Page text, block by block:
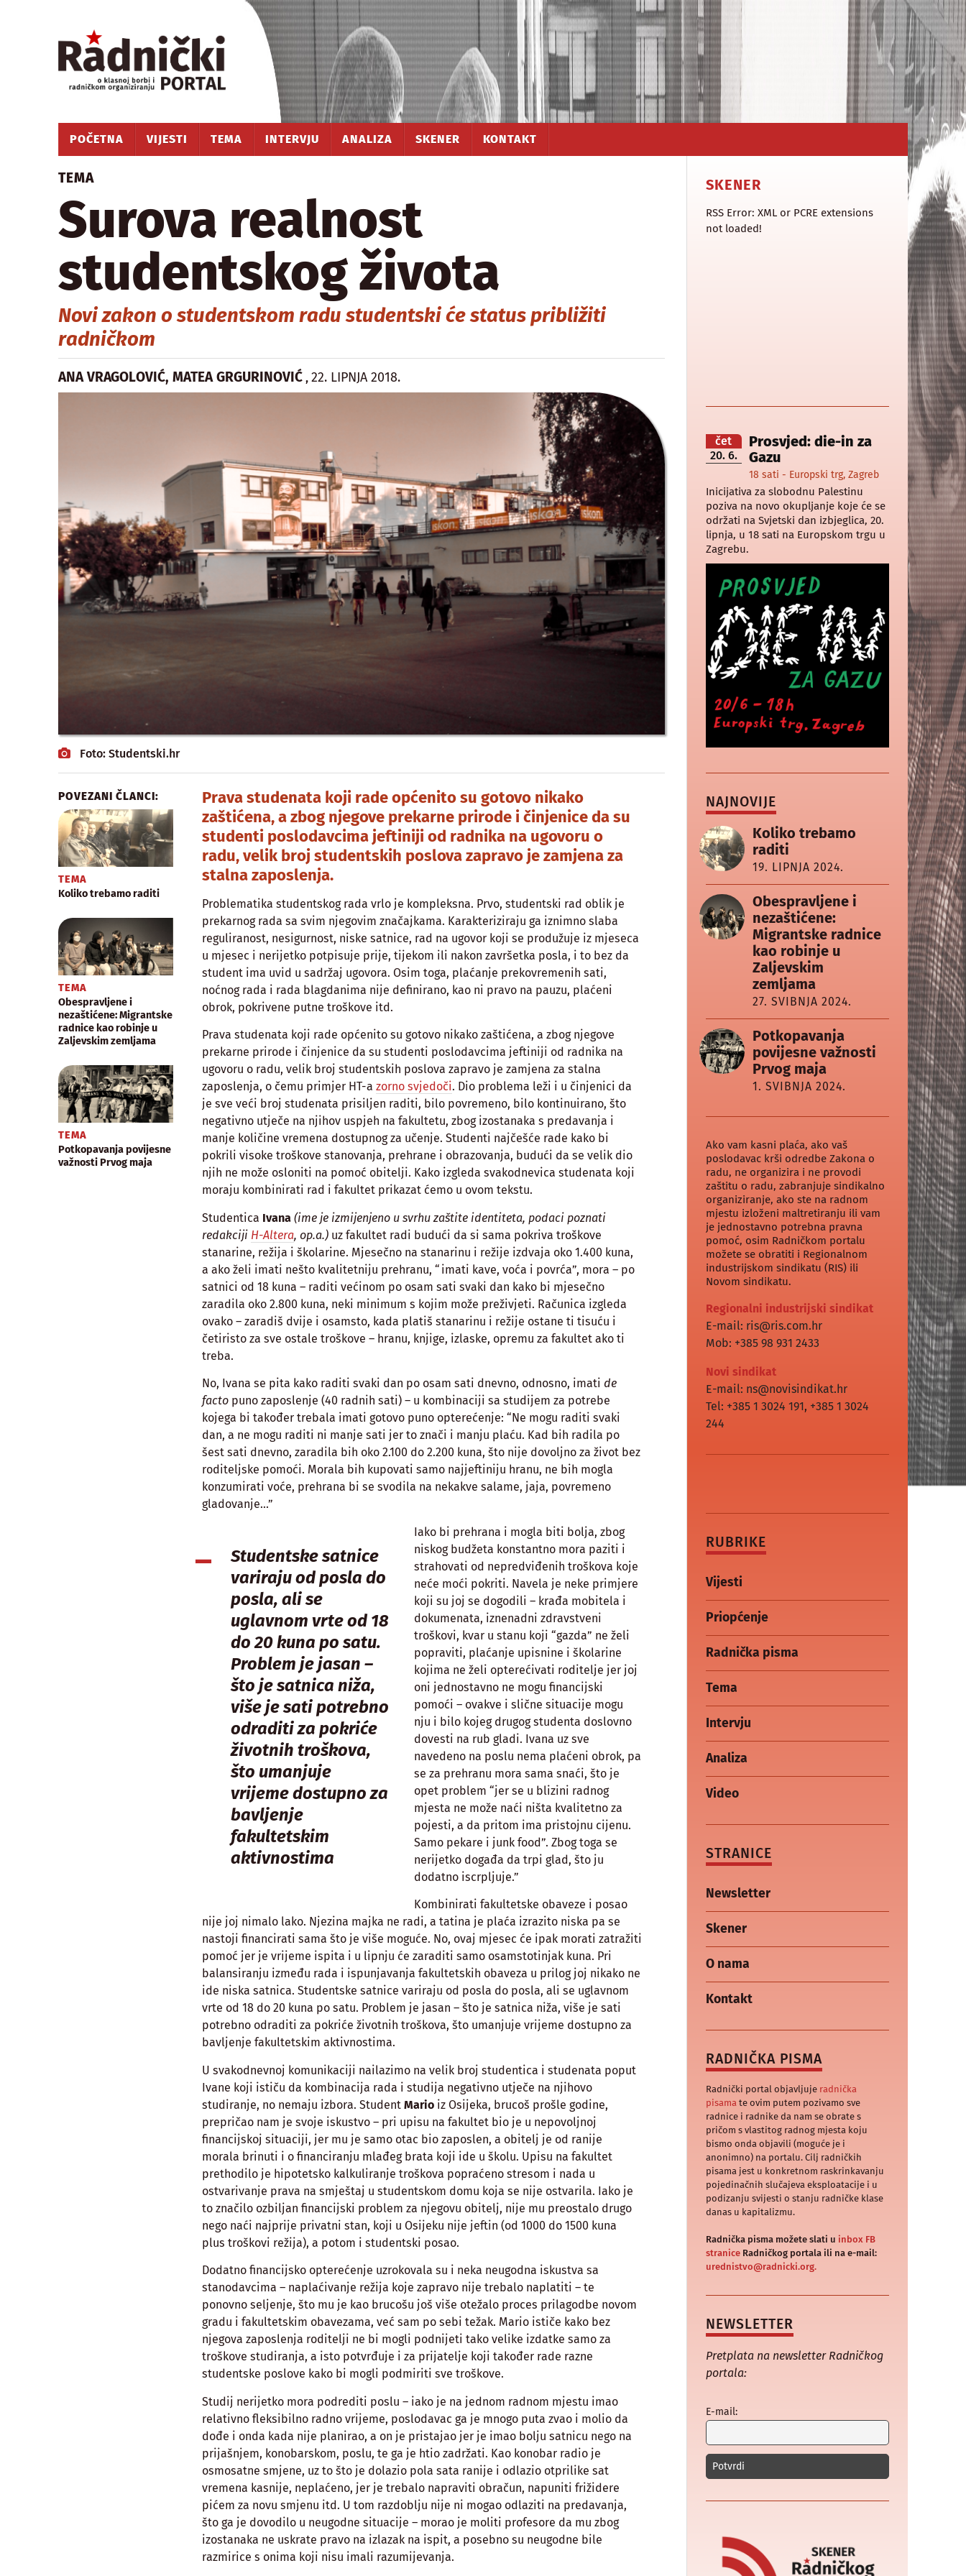
POČETNA VIJESTI TEMA INTERVJU ANALIZA SKENER KONTAKT
TEMA
Surova realnost
studentskog života
Novi zakon o studentskom radu studentski će status približiti
radničkom
ANA VRAGOLOVIĆ, MATEA GRGURINOVIĆ ,22. LIPNJA 2018.
Foto: Studentski.hr
POVEZANI ČLANCI:
TEMA
Koliko trebamo raditi
TEMA
Obespravljene i
nezaštićene: Migrantske
radnice kao robinje u
Zaljevskim zemljama
TEMA
Potkopavanja povijesne
važnosti Prvog maja
Prava studenata koji rade općenito su gotovo nikako
zaštićena, a zbog njegove prekarne prirode i činjenice da su
studenti poslodavcima jeftiniji od radnika na ugovoru o
radu, velik broj studentskih poslova zapravo je zamjena za
stalna zaposlenja.
Problematika studentskog rada vrlo je kompleksna. Prvo, studentski rad oblik je
prekarnog rada sa svim njegovim značajkama. Karakteriziraju ga iznimno slaba
reguliranost, nesigurnost, niske satnice, rad na ugovor koji se produžuje iz mjeseca
u mjesec i nerijetko potpisuje prije, tijekom ili nakon završetka posla, i to bez da
student ima uvid u sadržaj ugovora. Osim toga, plaćanje prekovremenih sati,
noćnog rada i rada blagdanima nije definirano, kao ni pravo na pauzu, plaćeni
obrok, pokrivene putne troškove itd.
Prava studenata koji rade općenito su gotovo nikako zaštićena, a zbog njegove
prekarne prirode i činjenice da su studenti poslodavcima jeftiniji od radnika na
ugovoru o radu, velik broj studentskih poslova zapravo je zamjena za stalna
zaposlenja, o čemu primjer HT-a zorno svjedoči. Dio problema leži i u činjenici da
je sve veći broj studenata prisiljen raditi, bilo povremeno, bilo kontinuirano, što
negativno utječe na njihov uspjeh na fakultetu, zbog izostanaka s predavanja i
manje količine vremena dostupnog za učenje. Studenti najčešće rade kako bi
pokrili visoke troškove stanovanja, prehrane i obrazovanja, budući da se velik dio
njih ne može osloniti na pomoć obitelji. Kako izgleda svakodnevica studenata koji
moraju kombinirati rad i fakultet prikazat ćemo u ovom tekstu.
Studentica Ivana (ime je izmijenjeno u svrhu zaštite identiteta, podaci poznati
redakciji H-Altera, op.a.)uz fakultet radi budući da si sama pokriva troškove
stanarine, režija i školarine. Mjesečno na stanarinu i režije izdvaja oko 1.400 kuna,
a ako želi imati nešto kvalitetniju prehranu, “imati kave, voća i povrća”, mora – po
satnici od 18 kuna – raditi većinom po osam sati svaki dan kako bi mjesečno
zaradila oko 2.800 kuna, neki minimum s kojim može preživjeti. Računica izgleda
ovako – zaradiš dvije i osamsto, kada platiš stanarinu i režije ostane ti tisuću i
četiristo za sve ostale troškove – hranu, knjige, izlaske, opremu za fakultet ako ti
treba.
No, Ivana se pita kako raditi svaki dan po osam sati dnevno, odnosno, imati de
factopuno zaposlenje (40 radnih sati) – u kombinaciji sa studijem za potrebe
kojega bi također trebala imati gotovo puno opterećenje: “Ne mogu raditi svaki
dan, a ne mogu raditi ni manje sati jer to znači i manju plaću. Kad bih radila po
šest sati dnevno, zaradila bih oko 2.100 do 2.200 kuna, što nije dovoljno za život bez
roditeljske pomoći. Morala bih kupovati samo najjeftiniju hranu, ne bih mogla
konzumirati voće, prehrana bi se svodila na nekakve salame, jaja, povremeno
gladovanje…”
Studentske satnice
variraju od posla do
posla, ali se
uglavnom vrte od 18
do 20 kuna po satu.
Problem je jasan –
što je satnica niža,
više je sati potrebno
odraditi za pokriće
životnih troškova,
što umanjuje
vrijeme dostupno za
bavljenje
fakultetskim
aktivnostima
Iako bi prehrana i mogla biti bolja, zbog
niskog budžeta konstantno mora paziti i
strahovati od nepredviđenih troškova koje
neće moći pokriti. Navela je neke primjere
koji su joj se dogodili – krađa mobitela i
dokumenata, iznenadni zdravstveni
troškovi, kvar u stanu koji “gazda” ne želi
popraviti, plaćanje upisnine i školarine
kojima ne želi opterećivati roditelje jer joj
oni jednostavno ne mogu financijski
pomoći – ovakve i slične situacije mogu
nju i bilo kojeg drugog studenta doslovno
dovesti na rub gladi. Ivana uz sve
navedeno na poslu nema plaćeni obrok, pa
se za prehranu mora sama snaći, što je
opet problem “jer se u blizini radnog
mjesta ne može naći ništa kvalitetno za
pojesti, a da pritom ima pristojnu cijenu.
Samo pekare i junk food”. Zbog toga se
nerijetko događa da trpi glad, što ju
dodatno iscrpljuje.”
Kombinirati fakultetske obaveze i posao
nije joj nimalo lako. Njezina majka ne radi, a tatina je plaća izrazito niska pa se
nastoji financirati sama što je više moguće. No, ovaj mjesec će ipak morati zatražiti
pomoć jer je vrijeme ispita i u lipnju će zaraditi samo osamstotinjak kuna. Pri
balansiranju između rada i ispunjavanja fakultetskih obaveza u prilog joj nikako ne
ide niska satnica. Studentske satnice variraju od posla do posla, ali se uglavnom
vrte od 18 do 20 kuna po satu. Problem je jasan – što je satnica niža, više je sati
potrebno odraditi za pokriće životnih troškova, što umanjuje vrijeme dostupno za
bavljenje fakultetskim aktivnostima.
U svakodnevnoj komunikaciji nailazimo na velik broj studentica i studenata poput
Ivane koji ističu da kombinacija rada i studija negativno utječe na njihovo
studiranje, no nemaju izbora. Student Marioiz Osijeka, brucoš prošle godine,
prepričao nam je svoje iskustvo – pri upisu na fakultet bio je u nepovoljnoj
financijskoj situaciji, jer mu je samo otac bio zaposlen, a obitelj je od ranije
morala brinuti i o financiranju mlađeg brata koji ide u školu. Upisu na fakultet
prethodilo je hipotetsko kalkuliranje troškova popraćeno stresom i nada u
ostvarivanje prava na smještaj u studentskom domu koja se nije ostvarila. Iako je
to značilo ozbiljan financijski problem za njegovu obitelj, nije mu preostalo drugo
nego naći najprije privatni stan, koji u Osijeku nije jeftin (od 1000 do 1500 kuna
plus troškovi režija), a potom i studentski posao.
Dodatno financijsko opterećenje uzrokovala su i neka neugodna iskustva sa
stanodavcima – naplaćivanje režija koje zapravo nije trebalo naplatiti – te
ponovno seljenje, što mu je kao brucošu još više otežalo proces prilagodbe novom
gradu i fakultetskim obavezama, već sam po sebi težak. Mario ističe kako bez
njegova zaposlenja roditelji ne bi mogli podnijeti tako velike izdatke samo za
troškove studiranja, a isto potvrđuje i za prijatelje koji također rade razne
studentske poslove kako bi mogli podmiriti sve troškove.
Studij nerijetko mora podrediti poslu – iako je na jednom radnom mjestu imao
relativno fleksibilno radno vrijeme, poslodavac ga je mnogo puta zvao i molio da
dođe i onda kada nije planirao, a on je pristajao jer je imao bolju satnicu nego na
prijašnjem, konobarskom, poslu, te ga je htio zadržati. Kao konobar radio je
osmosatne smjene, uz to što je dolazio pola sata ranije i odlazio otprilike sat
vremena kasnije, neplaćeno, jer je trebalo napraviti obračun, napuniti frižidere
pićem za novu smjenu itd. U tom razdoblju nije ni mogao odlaziti na predavanja,
što ga je dovodilo u neugodne situacije – morao je moliti profesore da mu zbog
izostanaka ne uskrate pravo na izlazak na ispit, a posebno su neugodne bile
razmirice s onima koji nisu imali razumijevanja.
SKENER
RSS Error: XML or PCRE extensions
not loaded!
čet
20. 6.
Prosvjed: die-in za
Gazu
18 sati - Europski trg, Zagreb
Inicijativa za slobodnu Palestinu
poziva na novo okupljanje koje će se
održati na Svjetski dan izbjeglica, 20.
lipnja, u 18 sati na Europskom trgu u
Zagrebu.
NAJNOVIJE
Koliko trebamo
raditi
19. LIPNJA 2024.
Obespravljene i
nezaštićene:
Migrantske radnice
kao robinje u
Zaljevskim
zemljama
27. SVIBNJA 2024.
Potkopavanja
povijesne važnosti
Prvog maja
1. SVIBNJA 2024.
Ako vam kasni plaća, ako vaš
poslodavac krši odredbe Zakona o
radu, ne organizira i ne provodi
zaštitu o radu, zabranjuje sindikalno
organiziranje, ako ste na radnom
mjestu izloženi maltretiranju ili vam
je jednostavno potrebna pravna
pomoć, osim Radničkom portalu
možete se obratiti i Regionalnom
industrijskom sindikatu (RIS) ili
Novom sindikatu.
Regionalni industrijski sindikat
E-mail: ris@ris.com.hr
Mob: +385 98 931 2433
Novi sindikat
E-mail: ns@novisindikat.hr
Tel: +385 1 3024 191, +385 1 3024
244
RUBRIKE
Vijesti
Priopćenje
Radnička pisma
Tema
Intervju
Analiza
Video
STRANICE
Newsletter
Skener
O nama
Kontakt
RADNIČKA PISMA
Radnički portal objavljuje radnička
pisama te ovim putem pozivamo sve
radnice i radnike da nam se obrate s
pričom s vlastitog radnog mjesta koju
bismo onda objavili (moguće je i
anonimno) na portalu. Cilj radničkih
pisama jest u konkretnom raskrinkavanju
pojedinačnih slučajeva eksploatacije i u
podizanju svijesti o stanju radničke klase
danas u kapitalizmu.
Radnička pisma možete slati u inbox FB
straniceRadničkog portala ili na e-mail:
urednistvo@radnicki.org.
NEWSLETTER
Pretplata na newsletter Radničkog
portala:
E-mail: